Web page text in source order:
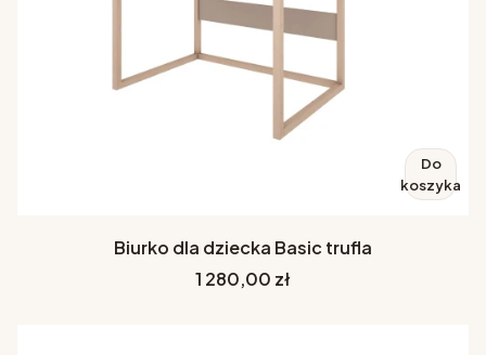
Do
koszyka
Biurko dla dziecka Basic trufla
Cena
1 280,00 zł